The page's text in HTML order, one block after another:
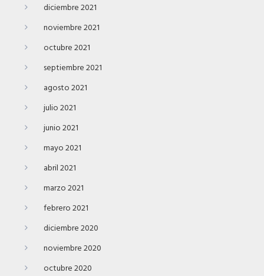
diciembre 2021
noviembre 2021
octubre 2021
septiembre 2021
agosto 2021
julio 2021
junio 2021
mayo 2021
abril 2021
marzo 2021
febrero 2021
diciembre 2020
noviembre 2020
octubre 2020